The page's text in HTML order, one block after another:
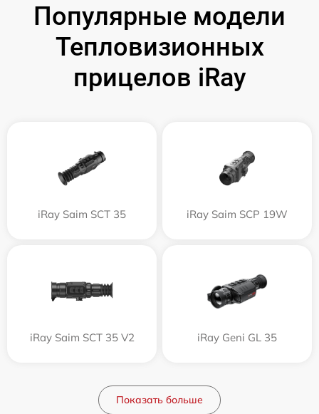
Популярные модели
Тепловизионных
прицелов iRay
iRay Saim SCT 35 iRay Saim SCP 19W
iRay Saim SCT 35 V2 iRay Geni GL 35
Показать больше